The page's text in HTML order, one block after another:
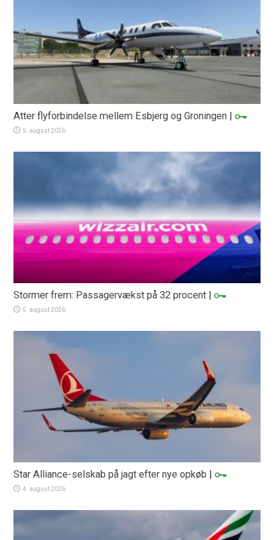
Atter flyforbindelse mellem Esbjerg og Groningen |
5. august 2026
Stormer frem: Passagervækst på 32 procent |
5. august 2026
Star Alliance-selskab på jagt efter nye opkøb |
4. august 2026